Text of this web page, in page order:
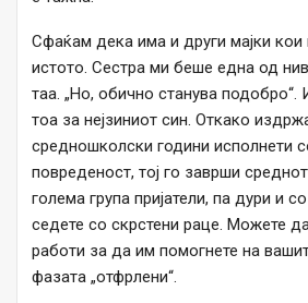
Сфаќам дека има и други мајки кои
истото. Сестра ми беше една од
таа. „Но, обично станува подобро“.
тоа за нејзиниот син. Откако
средношколски години исполнети
повреденост, тој го заврши
голема група пријатели, па дури и
седете со скрстени раце. Можете
работи за да им помогнете на
фазата „отфрлени“.